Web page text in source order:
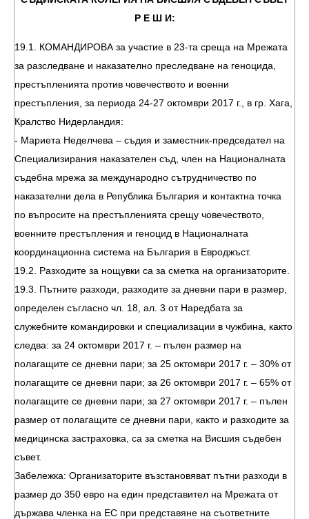
Р Е Ш И:
19.1. КОМАНДИРОВА за участие в 23-та среща на Мрежата
за разследване и наказателно преследване на геноцида,
престъпленията против човечеството и военни
престъпления, за периода 24-27 октомври 2017 г., в гр. Хага,
Кралство Нидерландия:
- Мариета Неделчева – съдия и заместник-председател на
Специализирания наказателен съд, член на Националната
съдебна мрежа за международно сътрудничество по
наказателни дела в Република България и контактна точка
по въпросите на престъпленията срещу човечеството,
военните престъпления и геноцид в Националната
координационна система на България в Евроджъст.
19.2. Разходите за нощувки са за сметка на организаторите.
19.3. Пътните разходи, разходите за дневни пари в размер,
определен съгласно чл. 18, ал. 3 от Наредбата за
служебните командировки и специализации в чужбина, както
следва: за 24 октомври 2017 г. – пълен размер на
полагащите се дневни пари; за 25 октомври 2017 г. – 30% от
полагащите се дневни пари; за 26 октомври 2017 г. – 65% от
полагащите се дневни пари; за 27 октомври 2017 г. – пълен
размер от полагащите се дневни пари, както и разходите за
медицинска застраховка, са за сметка на Висшия съдебен
съвет.
Забележка: Организаторите възстановяват пътни разходи в
размер до 350 евро на един представител на Мрежата от
държава членка на ЕС при представяне на съответните